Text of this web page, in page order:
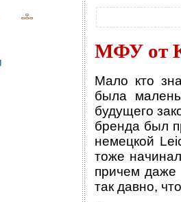
МФУ от
Мало кто
была
будущего
бренда был
немецкой
тоже
причем даже
так давно,